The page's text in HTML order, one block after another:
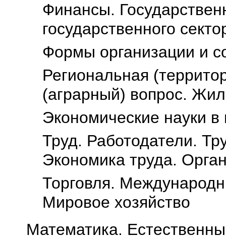
Финансы.
государственного
Формы организации и
Региональная
(аграрный) вопрос.
Экономические науки
Труд. Работодатели.
Экономика труда.
Торговля.
Мировое хозяйство
Математика.